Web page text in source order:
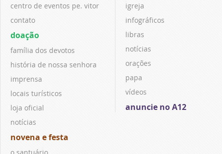
centro de eventos pe. vitor
contato
doação
família dos devotos
história de nossa senhora
imprensa
locais turísticos
loja oficial
notícias
novena e festa
igreja
infográficos
libras
notícias
orações
papa
vídeos
anuncie no A12